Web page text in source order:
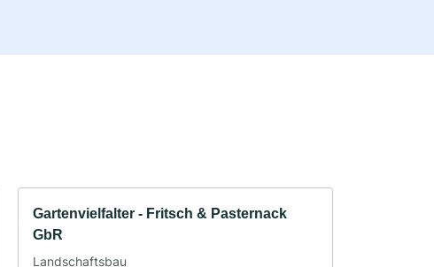
Gartenvielfalter - Fritsch & Pasternack
GbR
Landschaftsbau